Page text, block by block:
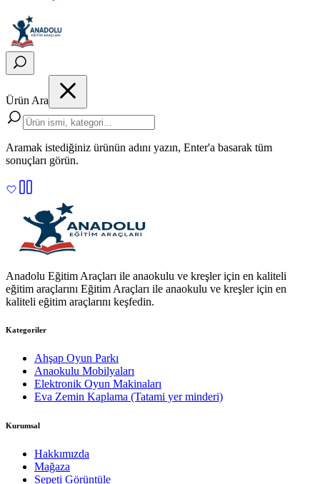
Ürün Ara
Aramak istediğiniz ürünün adını yazın, Enter'a basarak tüm
sonuçları görün.
Anadolu Eğitim Araçları ile anaokulu ve kreşler için en kaliteli
eğitim araçlarını Eğitim Araçları ile anaokulu ve kreşler için en
kaliteli eğitim araçlarını keşfedin.
Kategoriler
Ahşap Oyun Parkı
Anaokulu Mobilyaları
Elektronik Oyun Makinaları
Eva Zemin Kaplama (Tatami yer minderi)
Kurumsal
Hakkımızda
Mağaza
Sepeti Görüntüle